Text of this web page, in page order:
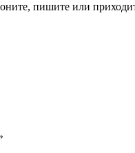
пишите или